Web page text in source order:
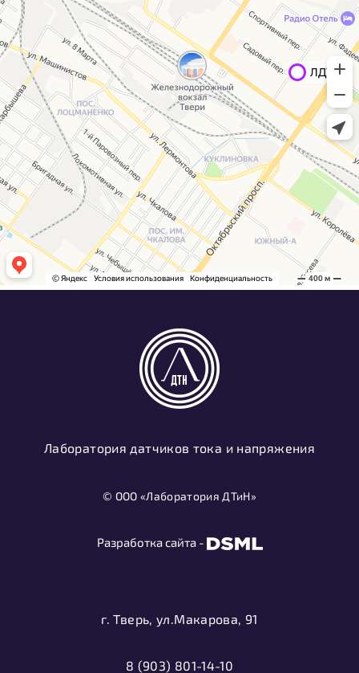
Лаборатория датчиков тока и напряжения
© ООО «Лаборатория ДТиН»
Разработка сайта -
г. Тверь, ул.Макарова, 91
8 (903) 801-14-10